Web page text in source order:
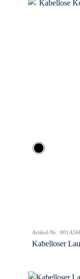
Artikel-Nr.:
Kabelloser